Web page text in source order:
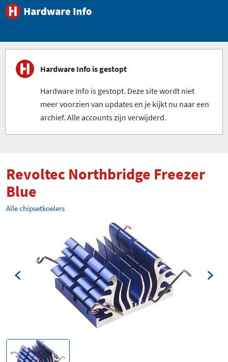
Hardware Info is gestopt
Hardware Info is gestopt. Deze site wordt niet
meer voorzien van updates en je kijkt nu naar een
archief. Alle accounts zijn verwijderd.
Revoltec Northbridge Freezer
Blue
Alle chipsetkoelers